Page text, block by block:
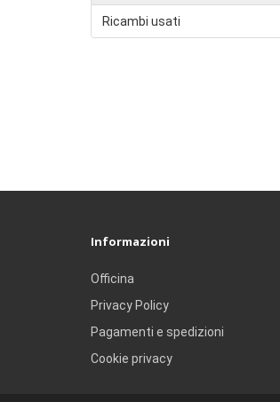
Ricambi usati
Informazioni
Officina
Privacy Policy
Pagamenti e spedizioni
Cookie privacy